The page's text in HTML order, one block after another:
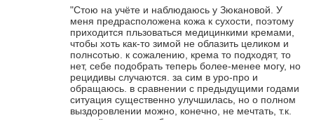
"Стою на учёте и наблюдаюсь у Зюкановой. У
меня предрасположена кожа к сухости, поэтому
приходится пльзоваться медицинкими кремами,
чтобы хоть как-то зимой не облазить целиком и
полнсотью. к сожалению, крема то подходят, то
нет, себе подобрать теперь более-менее могу, но
рецидивы случаются. за сим в уро-про и
обращаюсь. в сравнении с предыдущими годами
ситуация существенно улучшилась, но о полном
выздоровлении можно, конечно, не мечтать, т.к.